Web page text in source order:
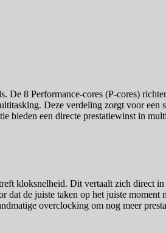
8 Performance-cores (P-cores)
Deze verdeling zorgt voor een
bieden een directe prestatiewinst in
kloksnelheid. Dit vertaalt zich direct in
de juiste taken op het juiste moment
overclocking om nog meer